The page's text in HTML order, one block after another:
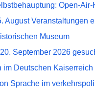
Open-
August Veranstaltungen
Museum
September 2026
im Deutschen
Sprache im